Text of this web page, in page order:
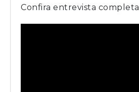
Confira entrevista completa